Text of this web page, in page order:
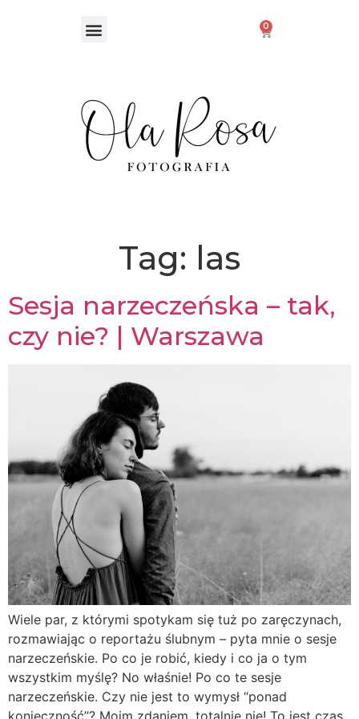
0
Tag: las
Sesja narzeczeńska – tak,
czy nie? | Warszawa
Wiele par, z którymi spotykam się tuż po zaręczynach,
rozmawiając o reportażu ślubnym – pyta mnie o sesje
narzeczeńskie. Po co je robić, kiedy i co ja o tym
wszystkim myślę? No właśnie! Po co te sesje
narzeczeńskie. Czy nie jest to wymysł “ponad
konieczność”? Moim zdaniem, totalnie nie! To jest czas,